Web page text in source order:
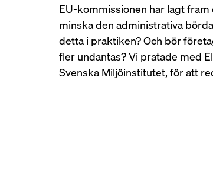
EU-kommissionen har lagt
minska den administrativa
detta i praktiken? Och bör
fler undantas? Vi pratade med
Svenska Miljöinstitutet, för att